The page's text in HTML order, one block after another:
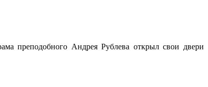
преподобного Андрея Рублева открыл свои двери